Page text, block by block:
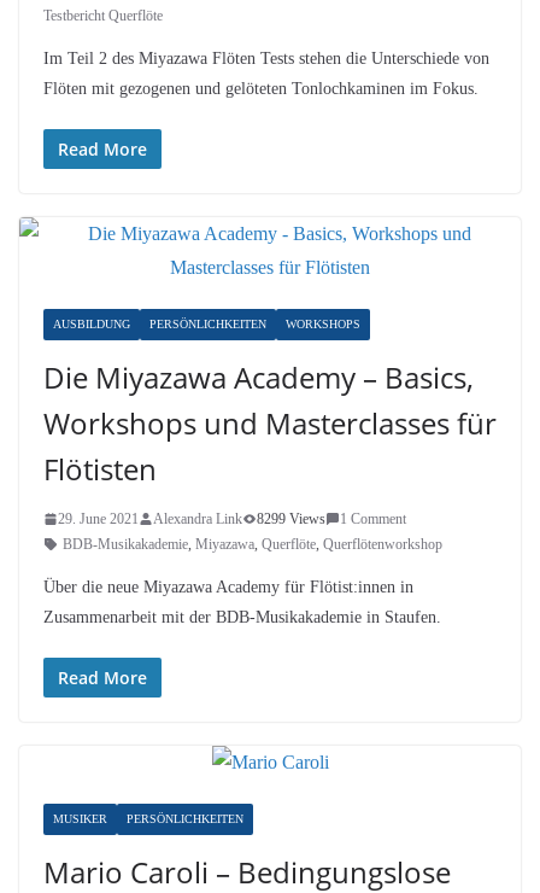
Testbericht Querflöte
Im Teil 2 des Miyazawa Flöten Tests stehen die Unterschiede von
Flöten mit gezogenen und gelöteten Tonlochkaminen im Fokus.
Read More
AUSBILDUNG PERSÖNLICHKEITEN WORKSHOPS
Die Miyazawa Academy – Basics,
Workshops und Masterclasses für
Flötisten
29. June 2021 Alexandra Link 8299 Views
1 Comment
BDB-Musikakademie, Miyazawa, Querflöte, Querflötenworkshop
Über die neue Miyazawa Academy für Flötist:innen in
Zusammenarbeit mit der BDB-Musikakademie in Staufen.
Read More
MUSIKER PERSÖNLICHKEITEN
Mario Caroli – Bedingungslose